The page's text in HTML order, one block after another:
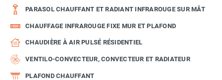
PARASOL CHAUFFANT ET RADIANT INFRAROUGE SUR MÂT
CHAUFFAGE INFRAROUGE FIXE MUR ET PLAFOND
CHAUDIÈRE À AIR PULSÉ RÉSIDENTIEL
VENTILO-CONVECTEUR, CONVECTEUR ET RADIATEUR
PLAFOND CHAUFFANT